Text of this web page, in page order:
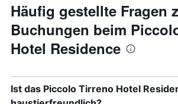
Häufig gestellte Fragen
Buchungen beim
Hotel Residence
Ist das Piccolo Tirreno Hotel